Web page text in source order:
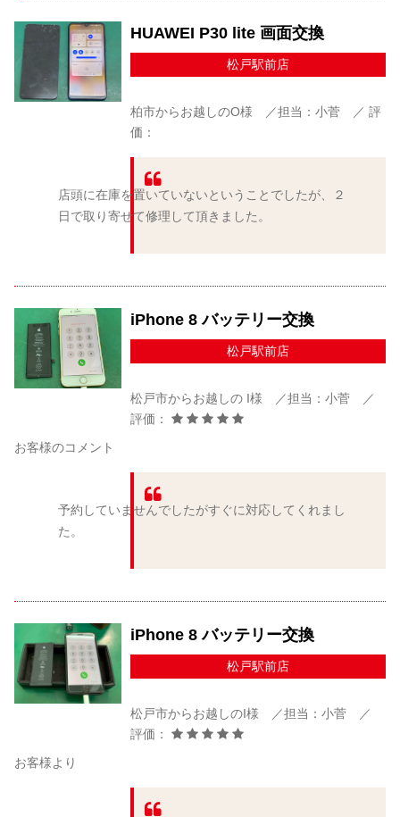
HUAWEI P30 lite 画面交換
松戸駅前店
柏市からお越しのO様 ／担当：小菅 ／ 評
価：
店頭に在庫を置いていないということでしたが、２
日で取り寄せて修理して頂きました。
iPhone 8 バッテリー交換
松戸駅前店
松戸市からお越しの I様 ／担当：小菅 ／
評価：
お客様のコメント
予約していませんでしたがすぐに対応してくれまし
た。
iPhone 8 バッテリー交換
松戸駅前店
松戸市からお越しのI様 ／担当：小菅 ／
評価：
お客様より